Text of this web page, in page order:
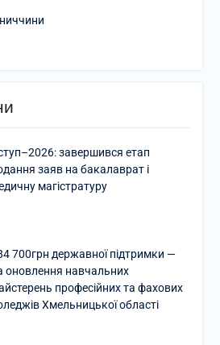
завершився етап
заяв на бакалаврат і
магістратуру
700грн державної підтримки —
оновлення навчальних
професійних та фахових
Хмельницької області